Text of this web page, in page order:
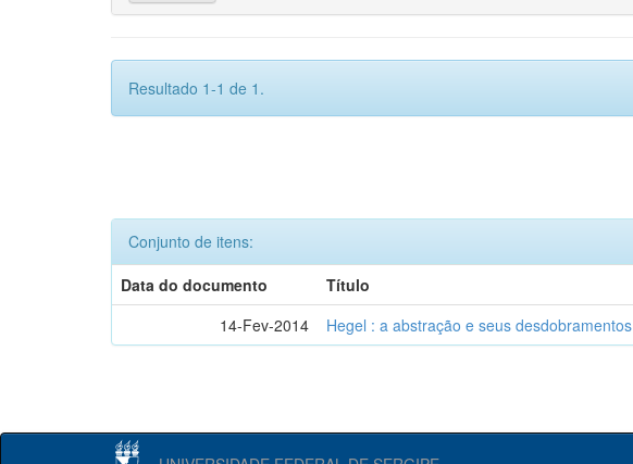
Resultado 1-1 de 1.
Conjunto de itens:
Data do documento
Título
14-Fev-2014
Hegel : a abstração e seus desdobramentos